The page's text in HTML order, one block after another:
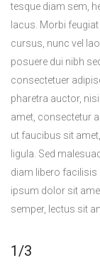
tesque diam sem,
lacus. Morbi
cursus, nunc vel
posuere dui nibh
consectetuer
pharetra auctor,
amet, consectetur
ut faucibus sit
ligula. Sed
diam libero facilisis
ipsum dolor sit
semper, lectus sit
1/3